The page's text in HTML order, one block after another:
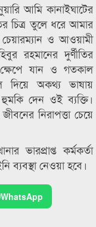
আমি কানাইঘাটের
চিত্র তুলে ধরে আমার
চেয়ারম্যান ও আওয়ামী
রহমানের দুর্ণীতির
যান ও গতকাল
দিয়ে অকথ্য ভাষায়
হুমকি দেন ওই ব্যক্তি।
নিরাপত্তা চেয়ে
ভারপ্রাপ্ত কর্মকর্তা
নেওয়া হবে।
WhatsApp